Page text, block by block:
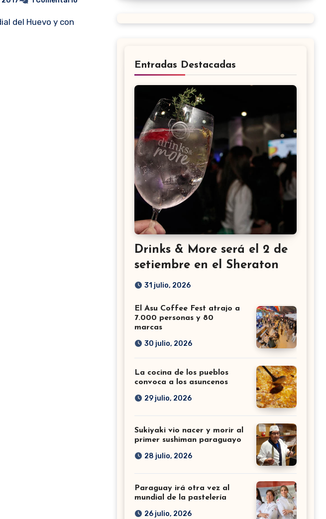
Entradas Destacadas
Drinks & More será el 2 de
setiembre en el Sheraton
31 julio, 2026
El Asu Coffee Fest atrajo a
7.000 personas y 80
marcas
30 julio, 2026
La cocina de los pueblos
convoca a los asuncenos
29 julio, 2026
Sukiyaki vio nacer y morir al
primer sushiman paraguayo
28 julio, 2026
Paraguay irá otra vez al
mundial de la pastelería
26 julio, 2026